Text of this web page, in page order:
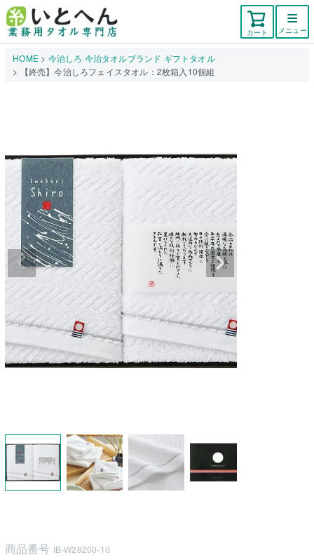
カート メニュー
HOME
今治しろ 今治タオルブランド ギフトタオル
【終売】今治しろフェイスタオル：2枚箱入10個組
商品番号 IB-W28200-10